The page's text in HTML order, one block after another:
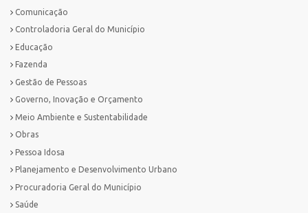
Comunicação
Controladoria Geral do Município
Educação
Fazenda
Gestão de Pessoas
Governo, Inovação e Orçamento
Meio Ambiente e Sustentabilidade
Obras
Pessoa Idosa
Planejamento e Desenvolvimento Urbano
Procuradoria Geral do Município
Saúde